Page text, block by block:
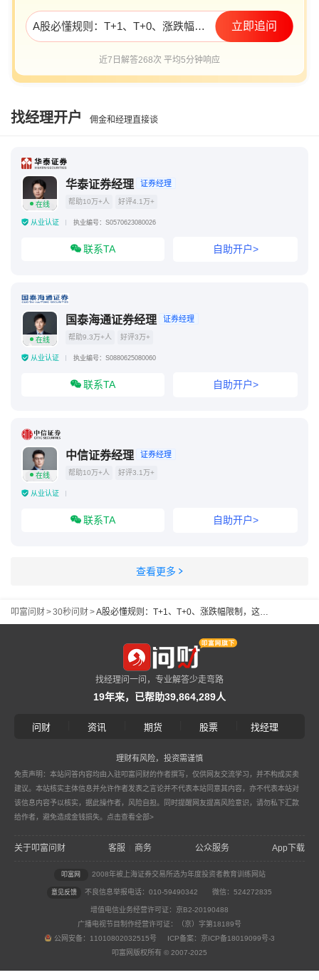
A股必懂规则：T+1、T+0、涨跌幅限制，这些是怎么规定的？ 立即追问
近7日解答268次 平均5分钟响应
找经理开户 佣金和经理直接谈
在线
华泰证券经理 证券经理
帮助10万+人 好评4.1万+
从业认证 执业编号：S0570623080026
联系TA 自助开户>
在线
国泰海通证券经理 证券经理
帮助9.3万+人 好评3万+
从业认证 执业编号：S0880625080060
联系TA 自助开户>
在线
中信证券经理 证券经理
帮助10万+人 好评3.1万+
从业认证
联系TA 自助开户>
查看更多
叩富问财>30秒问财> A股必懂规则：T+1、T+0、涨跌幅限制，这些是怎么规定的？
找经理问一问，专业解答少走弯路
19年来，已帮助39,864,289人
问财 资讯 期货 股票 找经理
理财有风险，投资需谨慎
免责声明：本站问答内容均由入驻叩富问财的作者撰写，仅供网友交流学习，并不构成买卖
建议。本站核实主体信息并允许作者发表之言论并不代表本站同意其内容，亦不代表本站对
该信息内容予以核实，据此操作者，风险自担。同时提醒网友提高风险意识，请勿私下汇款
给作者，避免造成金钱损失。 点击查看全部>
关于叩富问财 客服 商务 公众服务 App下载
叩富网 2008年被上海证券交易所选为年度投资者教育训练网站
意见反馈 不良信息举报电话：010-59490342 微信：524272835
增值电信业务经营许可证：京B2-20190488
广播电视节目制作经营许可证：（京）字第18189号
公网安备：11010802032515号 ICP备案：京ICP备18019099号-3
叩富网版权所有 © 2007-2025